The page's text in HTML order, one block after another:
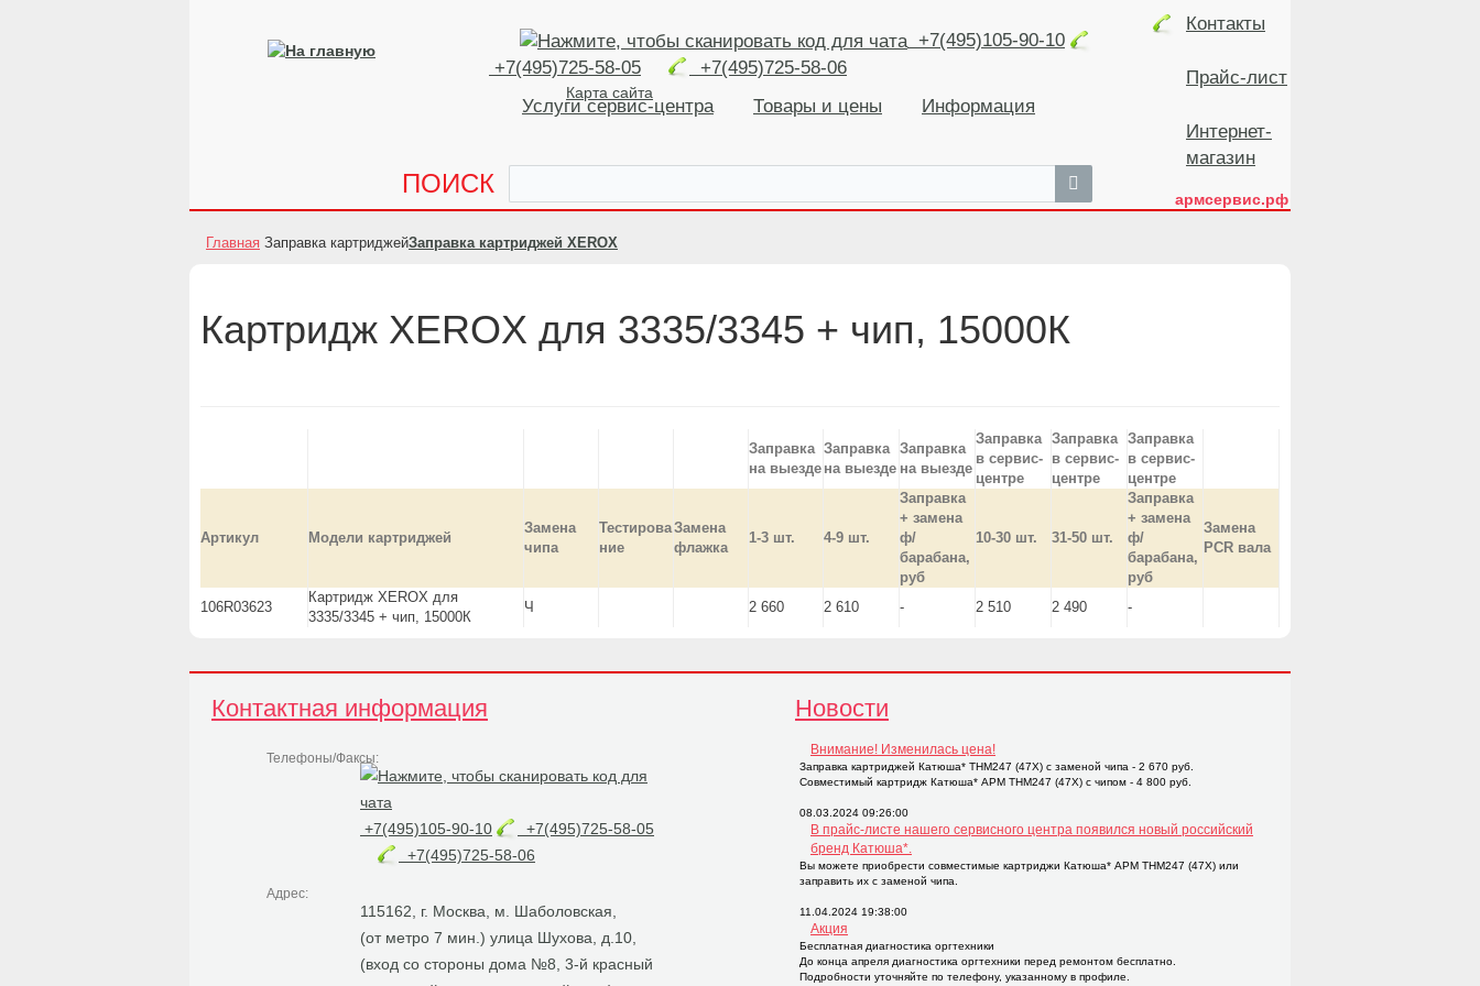
+7(495)105-90-10
+7(495)725-58-05
+7(495)725-58-06
Карта сайта
Услуги сервис-центра Товары и цены Информация
ПОИСК
Контакты
Прайс-лист
Интернет-
магазин
армсервис.рф
Главная Заправка картриджейЗаправка картриджей XEROX
Картридж XEROX для 3335/3345 + чип, 15000К
Заправка
на выезде
Заправка
на выезде
Заправка
на выезде
Заправка
в сервис-
центре
Заправка
в сервис-
центре
Заправка
в сервис-
центре
Артикул Модели картриджей
Замена
чипа
Тестирова
ние
Замена
флажка
1-3 шт. 4-9 шт.
Заправка
+ замена
ф/
барабана,
руб
10-30 шт. 31-50 шт.
Заправка
+ замена
ф/
барабана,
руб
Замена
PCR вала
106R03623
Картридж XEROX для
3335/3345 + чип, 15000К
Ч 2 660 2 610 - 2 510 2 490 -
Новости
Внимание! Изменилась цена!
Заправка картриджей Катюша* THM247 (47X) с заменой чипа - 2 670 руб.
Совместимый картридж Катюша* APM THM247 (47X) с чипом - 4 800 руб.
08.03.2024 09:26:00
В прайс-листе нашего сервисного центра появился новый российский
бренд Катюша*.
Вы можете приобрести совместимые картриджи Катюша* APM THM247 (47X) или
заправить их с заменой чипа.
11.04.2024 19:38:00
Акция
Бесплатная диагностика оргтехники
До конца апреля диагностика оргтехники перед ремонтом бесплатно.
Подробности уточняйте по телефону, указанному в профиле.
Контактная информация
Телефоны/Факсы:
+7(495)105-90-10
+7(495)725-58-05
+7(495)725-58-06
Адрес:
115162, г. Москва, м. Шаболовская,
(от метро 7 мин.) улица Шухова, д.10,
(вход со стороны дома №8, 3-й красный